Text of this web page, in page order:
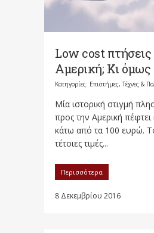
Low cost πτήσεις
Αμερική; Κι όμως
Κατηγορίες: Επιστήμες, Τέχνες &
Μία ιστορική στιγμή
προς την Αμερική πέφτει
κάτω από τα 100 ευρώ.
τέτοιες τιμές...
Περισσότερα
8 Δεκεμβρίου 2016